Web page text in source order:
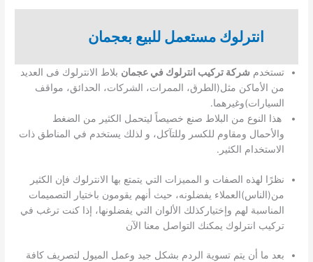
انترلوك مستعمل للبيع بعجمان
تستخدم شركة تركيب انترلوك في عجمان بلاط الانترلوك فى العديد
من الأماكن مثل(الطرق، الممرات، الشركات، الحدائق، مواقف
السيارات)وغيرهما.
هذا النوع من البلاط صنع خصيصاً ليتحمل الكثير من الضغط
والأحمال ومقاوم للكسر وللتآكل، و لذلك يستخدم في المناطق ذات
الاستخدام الكثير.
نظرًا لهذه الصفات و المميزات التي يتمتع بها الانترلوك فإن الكثير
من(الناس)العملاء يفضلونه، حيث أنهم يقومون باختيار التصميمات
المناسبة لهم وإختياركذلك الألوان التي يفضلونها، إذا كنت ترغب في
تركيب انترلوك يمكنك التواصل معنا الآن
بعد ما أن يتم تسوية الردم بشكل جيد وعمل الميول لتصريف كافة